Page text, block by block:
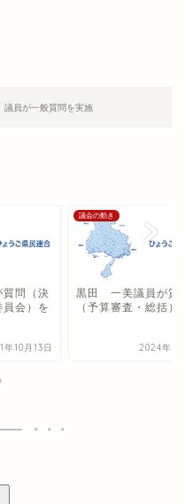
員が一般質問を実施
質問（決
会）を
年10月13日
議会の動き
黒田 一美議員が質
（予算審査・総括）
2024年3